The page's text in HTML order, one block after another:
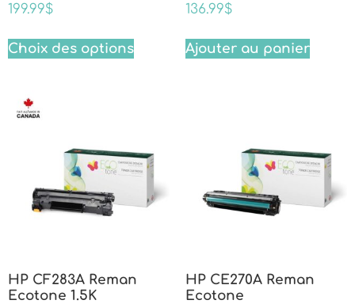
199.99$
Choix des options
136.99$
Ajouter au panier
HP CF283A Reman
Ecotone 1.5K
HP CE270A Reman
Ecotone